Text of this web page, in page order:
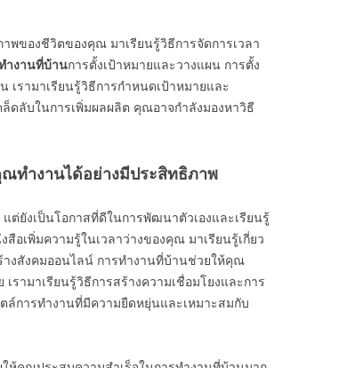
ของชีวิตของคุณ มาเรียนรู้วิธีการจัดการเวลา
ำงานที่บ้านการตั้งเป้าหมายและวางแผน การตั้ง
รามาเรียนรู้วิธีการกำหนดเป้าหมายและ
ดลับในการเพิ่มผลผลิต คุณอาจกำลังมองหาวิธี
ทำงานได้อย่างมีประสิทธิภาพ
ต่ยังเป็นโอกาสที่ดีในการพัฒนาตัวเองและเรียนรู้
เพิ่มความรู้ในเวลาว่างของคุณ มาเรียนรู้เกี่ยว
งสังคมออนไลน์ การทำงานที่บ้านช่วยให้คุณ
รามาเรียนรู้วิธีการสร้างความเชื่อมโยงและการ
การทำงานที่มีความยืดหยุ่นและเหมาะสมกับ